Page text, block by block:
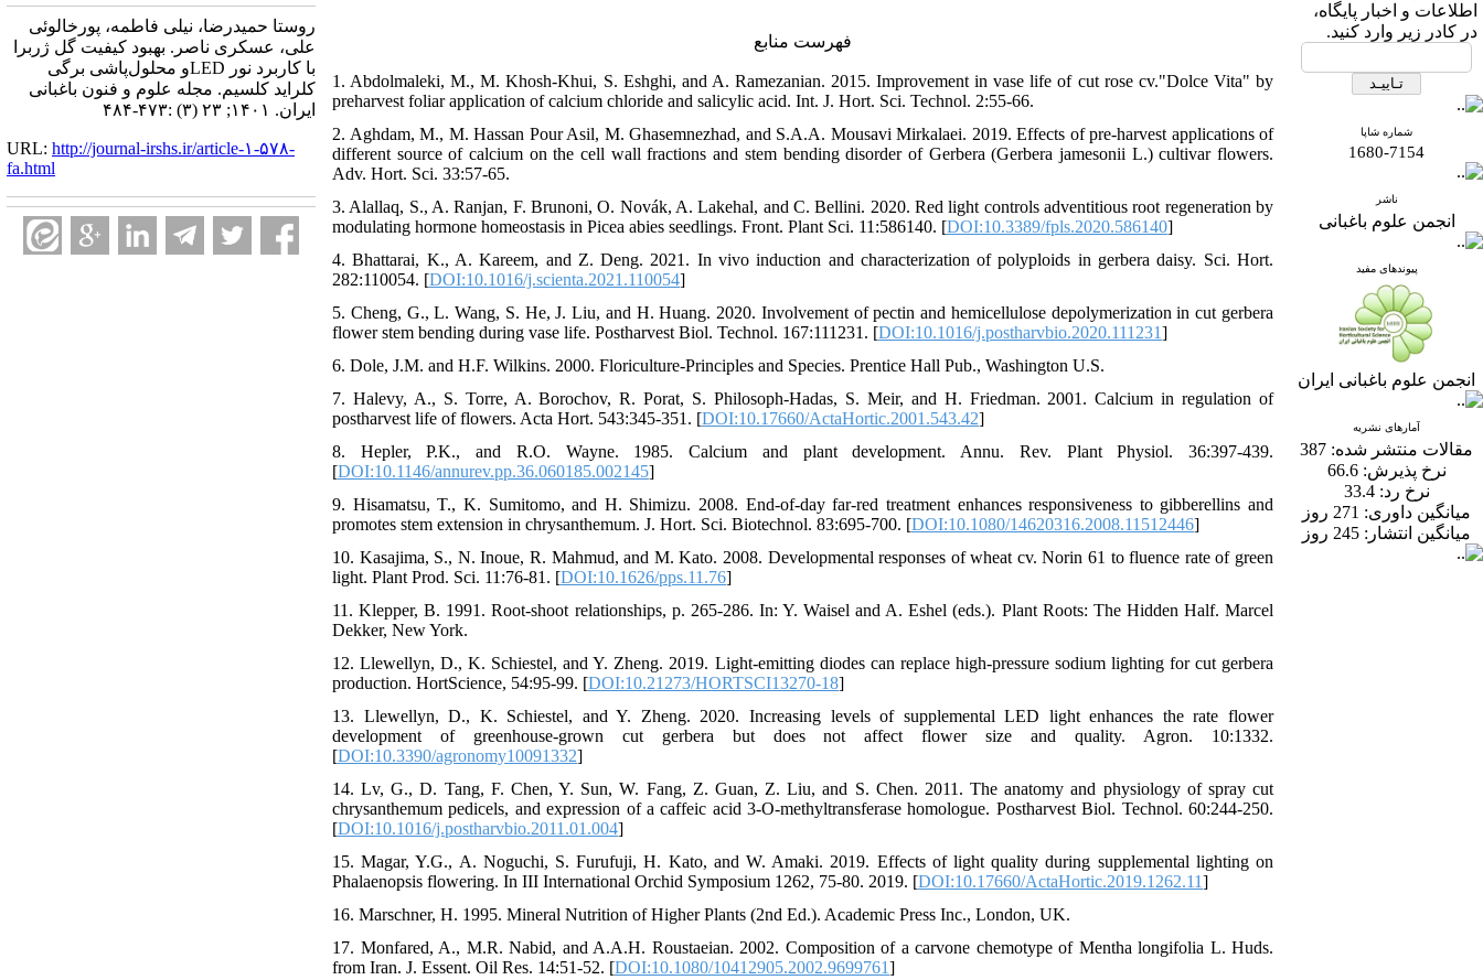
اطلاعات و اخبار پایگاه،
در کادر زیر وارد کنید.
شماره شاپا
1680-7154
ناشر
انجمن علوم باغبانی
پیوندهای مفید
انجمن علوم باغبانی ایران
آمارهای نشریه
مقالات منتشر شده: 387
نرخ پذیرش:66.6
نرخ رد:33.4
میانگین داوری: 271 روز
میانگین انتشار: 245 روز
فهرست منابع
1. Abdolmaleki, M., M. Khosh-Khui, S. Eshghi, and A. Ramezanian. 2015. Improvement in vase life of cut rose cv."Dolce Vita" by
preharvest foliar application of calcium chloride and salicylic acid. Int. J. Hort. Sci. Technol. 2:55-66.
2. Aghdam, M., M. Hassan Pour Asil, M. Ghasemnezhad, and S.A.A. Mousavi Mirkalaei. 2019. Effects of pre-harvest applications of
different source of calcium on the cell wall fractions and stem bending disorder of Gerbera (Gerbera jamesonii L.) cultivar flowers.
Adv. Hort. Sci. 33:57-65.
3. Alallaq, S., A. Ranjan, F. Brunoni, O. Novák, A. Lakehal, and C. Bellini. 2020. Red light controls adventitious root regeneration by
modulating hormone homeostasis in Picea abies seedlings. Front. Plant Sci. 11:586140. [DOI:10.3389/fpls.2020.586140]
4. Bhattarai, K., A. Kareem, and Z. Deng. 2021. In vivo induction and characterization of polyploids in gerbera daisy. Sci. Hort.
282:110054. [DOI:10.1016/j.scienta.2021.110054]
5. Cheng, G., L. Wang, S. He, J. Liu, and H. Huang. 2020. Involvement of pectin and hemicellulose depolymerization in cut gerbera
flower stem bending during vase life. Postharvest Biol. Technol. 167:111231. [DOI:10.1016/j.postharvbio.2020.111231]
6. Dole, J.M. and H.F. Wilkins. 2000. Floriculture-Principles and Species. Prentice Hall Pub., Washington U.S.
7. Halevy, A., S. Torre, A. Borochov, R. Porat, S. Philosoph-Hadas, S. Meir, and H. Friedman. 2001. Calcium in regulation of
postharvest life of flowers. Acta Hort. 543:345-351. [DOI:10.17660/ActaHortic.2001.543.42]
8. Hepler, P.K., and R.O. Wayne. 1985. Calcium and plant development. Annu. Rev. Plant Physiol. 36:397-439.
[DOI:10.1146/annurev.pp.36.060185.002145]
9. Hisamatsu, T., K. Sumitomo, and H. Shimizu. 2008. End-of-day far-red treatment enhances responsiveness to gibberellins and
promotes stem extension in chrysanthemum. J. Hort. Sci. Biotechnol. 83:695-700. [DOI:10.1080/14620316.2008.11512446]
10. Kasajima, S., N. Inoue, R. Mahmud, and M. Kato. 2008. Developmental responses of wheat cv. Norin 61 to fluence rate of green
light. Plant Prod. Sci. 11:76-81. [DOI:10.1626/pps.11.76]
11. Klepper, B. 1991. Root-shoot relationships, p. 265-286. In: Y. Waisel and A. Eshel (eds.). Plant Roots: The Hidden Half. Marcel
Dekker, New York.
12. Llewellyn, D., K. Schiestel, and Y. Zheng. 2019. Light-emitting diodes can replace high-pressure sodium lighting for cut gerbera
production. HortScience, 54:95-99. [DOI:10.21273/HORTSCI13270-18]
13. Llewellyn, D., K. Schiestel, and Y. Zheng. 2020. Increasing levels of supplemental LED light enhances the rate flower
development of greenhouse-grown cut gerbera but does not affect flower size and quality. Agron. 10:1332.
[DOI:10.3390/agronomy10091332]
14. Lv, G., D. Tang, F. Chen, Y. Sun, W. Fang, Z. Guan, Z. Liu, and S. Chen. 2011. The anatomy and physiology of spray cut
chrysanthemum pedicels, and expression of a caffeic acid 3-O-methyltransferase homologue. Postharvest Biol. Technol. 60:244-250.
[DOI:10.1016/j.postharvbio.2011.01.004]
15. Magar, Y.G., A. Noguchi, S. Furufuji, H. Kato, and W. Amaki. 2019. Effects of light quality during supplemental lighting on
Phalaenopsis flowering. In III International Orchid Symposium 1262, 75-80. 2019. [DOI:10.17660/ActaHortic.2019.1262.11]
16. Marschner, H. 1995. Mineral Nutrition of Higher Plants (2nd Ed.). Academic Press Inc., London, UK.
17. Monfared, A., M.R. Nabid, and A.A.H. Roustaeian. 2002. Composition of a carvone chemotype of Mentha longifolia L. Huds.
from Iran. J. Essent. Oil Res. 14:51-52. [DOI:10.1080/10412905.2002.9699761]
روستا حمیدرضا، نیلی فاطمه، پورخالوئی
علی، عسکری ناصر. بهبود کیفیت گل ژربرا
با کاربرد نور LEDو محلول‌پاشی برگی
کلراید کلسیم. مجله علوم و فنون باغبانی
ایران. ۱۴۰۱; ۲۳ (۳) :۴۷۳-۴۸۴
URL: http://journal-irshs.ir/article-۱-۵۷۸-
fa.html